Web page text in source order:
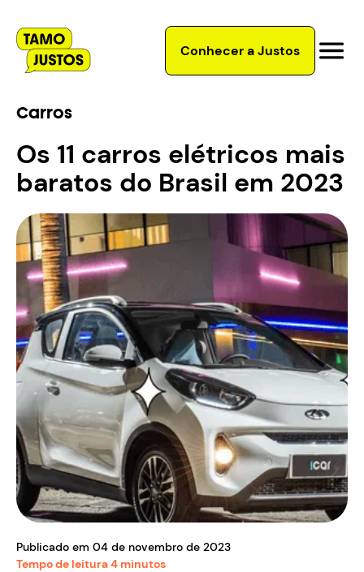
Conhecer a Justos
Carros
Os 11 carros elétricos mais
baratos do Brasil em 2023
Publicado em 04 de novembro de 2023
Tempo de leitura4 minutos